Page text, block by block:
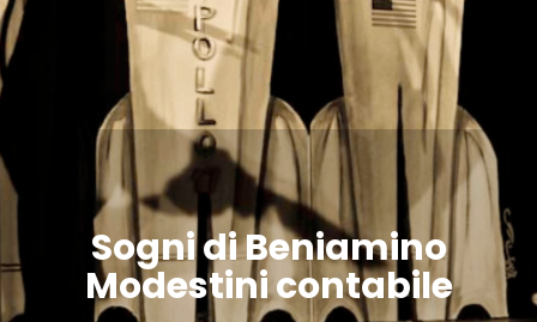
Sogni di Beniamino
Modestini contabile